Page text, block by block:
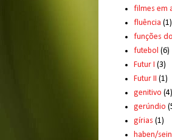
filmes em
fluência (1)
funções
futebol (6)
Futur I (3)
Futur II (1)
genitivo (4)
gerúndio
gírias (1)
haben/sein